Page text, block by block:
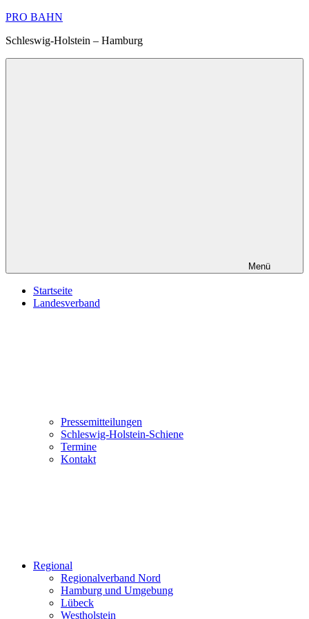
Zum
springen
PRO BAHN
Schleswig-Holstein – Hamburg
Menü
Startseite
Landesverband
Pressemitteilungen
Schleswig-Holstein-Schiene
Termine
Kontakt
Regional
Regionalverband Nord
Hamburg und Umgebung
Lübeck
Westholstein